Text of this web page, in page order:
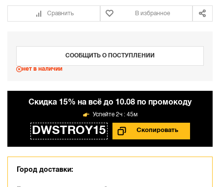
Сравнить В избранное
СООБЩИТЬ О ПОСТУПЛЕНИИ
нет в наличии
Cкидка 15% на всё до 10.08 по промокоду
DWSTROY15
2ч : 45м
Город доставки: